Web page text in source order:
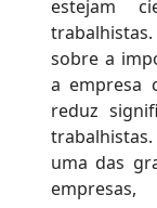
estejam
sobre a
a empresa
reduz
uma das